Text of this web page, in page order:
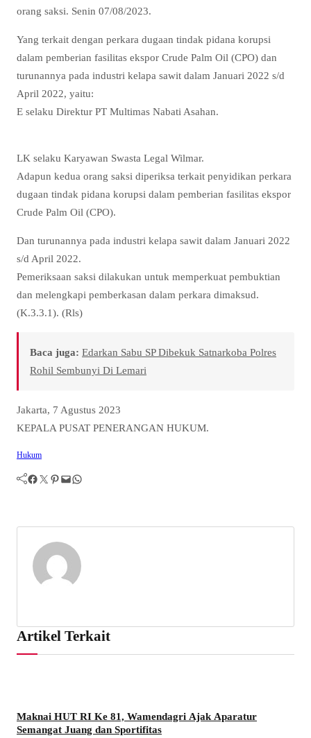
orang saksi. Senin 07/08/2023.
Yang terkait dengan perkara dugaan tindak pidana korupsi
dalam pemberian fasilitas ekspor Crude Palm Oil (CPO) dan
turunannya pada industri kelapa sawit dalam Januari 2022 s/d
April 2022, yaitu:
E selaku Direktur PT Multimas Nabati Asahan.
LK selaku Karyawan Swasta Legal Wilmar.
Adapun kedua orang saksi diperiksa terkait penyidikan perkara
dugaan tindak pidana korupsi dalam pemberian fasilitas ekspor
Crude Palm Oil (CPO).
Dan turunannya pada industri kelapa sawit dalam Januari 2022
s/d April 2022.
Pemeriksaan saksi dilakukan untuk memperkuat pembuktian
dan melengkapi pemberkasan dalam perkara dimaksud.
(K.3.3.1). (Rls)
Baca juga: Edarkan Sabu SP Dibekuk Satnarkoba Polres
Rohil Sembunyi Di Lemari
Jakarta, 7 Agustus 2023
KEPALA PUSAT PENERANGAN HUKUM.
Hukum
Facebook Twitter Pinterest Mail WhatsApp
Artikel Terkait
Maknai HUT RI Ke 81, Wamendagri Ajak Aparatur
Semangat Juang dan Sportifitas